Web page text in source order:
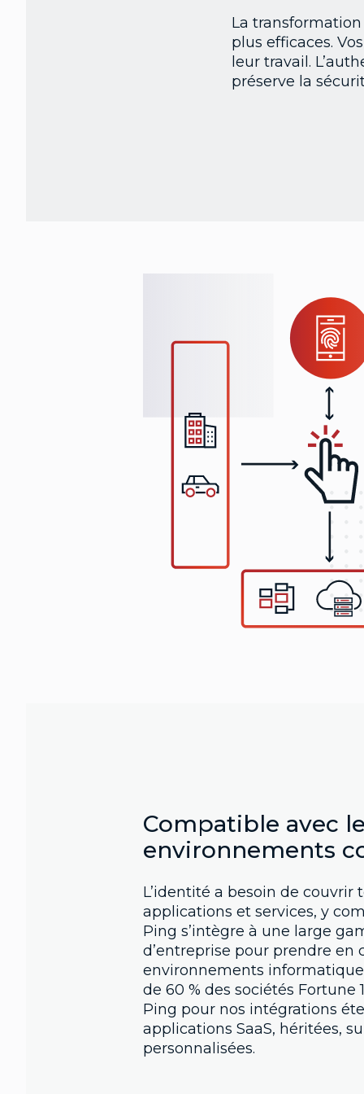
La
plus efficaces.
leur travail.
préserve la
Compatible avec
environnements
L’identité a besoin de couvrir
applications et services, y
Ping s’intègre à une large
d’entreprise pour prendre en
environnements
de 60 % des sociétés Fortune
Ping pour nos intégrations
applications SaaS, héritées,
personnalisées.